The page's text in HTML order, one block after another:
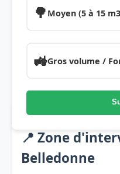
🌳 Moyen (5 à 15
🚜Gros volume /
📍 Zone
Belledonne